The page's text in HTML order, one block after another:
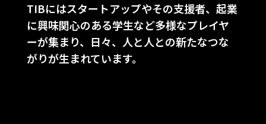
TIBにはスタートアップやその支援者、起業
に興味関心のある学生など多様なプレイヤ
ーが集まり、日々、人と人との新たなつな
がりが生まれています。